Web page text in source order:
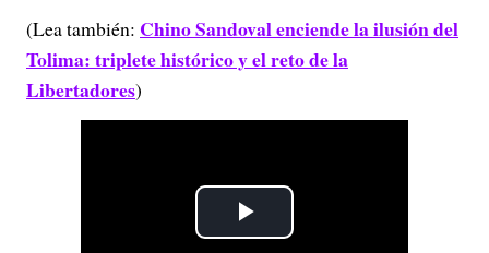
(Lea también: Chino Sandoval enciende la ilusión del
Tolima: triplete histórico y el reto de la
Libertadores)
P